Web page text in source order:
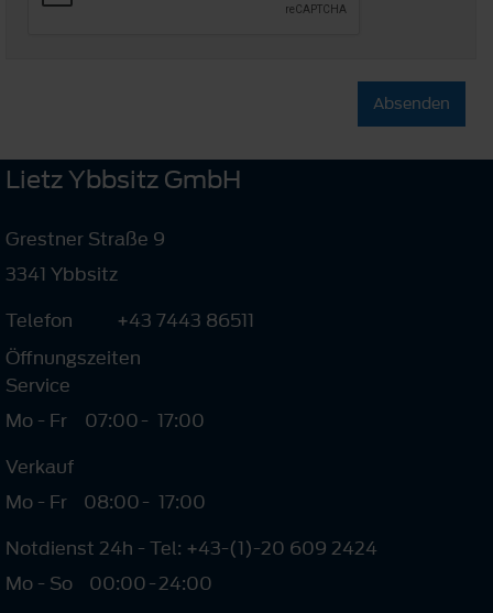
Absenden
Lietz Ybbsitz GmbH
Grestner Straße 9
3341 Ybbsitz
Telefon
+43 7443 86511
Öffnungszeiten
Service
Mo - Fr
07:00- 17:00
Verkauf
Mo - Fr
08:00- 17:00
Notdienst 24h - Tel: +43-(1)-20 609 2424
Mo - So
00:00-24:00